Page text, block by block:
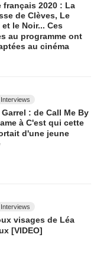
français 2020 : La
de Clèves, Le
et le Noir... Ces
au programme ont
au cinéma
: de Call Me By
à C'est qui cette
d'une jeune
visages de Léa
[VIDEO]